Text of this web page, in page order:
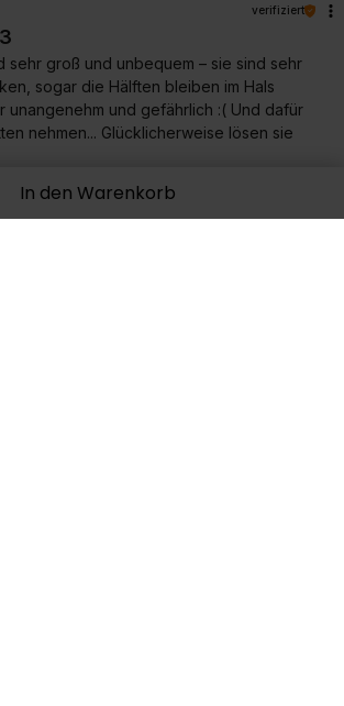
In den Warenkorb
verifiziert
3
sehr groß und unbequem – sie sind sehr
sogar die Hälften bleiben im Hals
unangenehm und gefährlich :( Und dafür
nehmen... Glücklicherweise lösen sie